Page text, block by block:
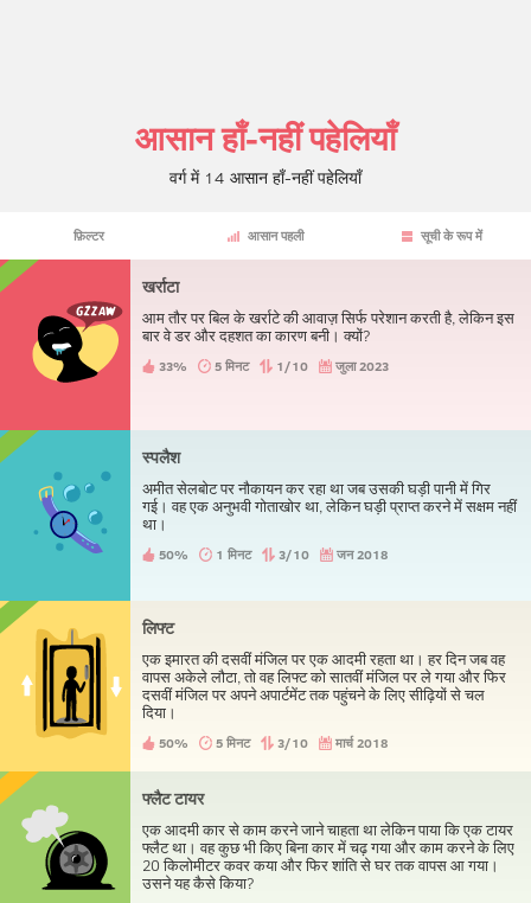
आसान हाँ-नहीं पहेलियाँ
वर्ग में 14 आसान हाँ-नहीं पहेलियाँ
फ़िल्टर आसान पहली सूची के रूप में
खर्राटा
आम तौर पर बिल के खर्राटे की आवाज़ सिर्फ परेशान करती है, लेकिन इस
बार वे डर और दहशत का कारण बनी। क्यों?
33% 5 मिनट 1/10 जुला 2023
स्पलैश
अमीत सेलबोट पर नौकायन कर रहा था जब उसकी घड़ी पानी में गिर
गई। वह एक अनुभवी गोताखोर था, लेकिन घड़ी प्राप्त करने में सक्षम नहीं
था।
50% 1 मिनट 3/10 जन 2018
लिफ्ट
एक इमारत की दसवीं मंजिल पर एक आदमी रहता था। हर दिन जब वह
वापस अकेले लौटा, तो वह लिफ्ट को सातवीं मंजिल पर ले गया और फिर
दसवीं मंजिल पर अपने अपार्टमेंट तक पहुंचने के लिए सीढ़ियों से चल
दिया।
50% 5 मिनट 3/10 मार्च 2018
फ्लैट टायर
एक आदमी कार से काम करने जाने चाहता था लेकिन पाया कि एक टायर
फ्लैट था। वह कुछ भी किए बिना कार में चढ़ गया और काम करने के लिए
20 किलोमीटर कवर कया और फिर शांति से घर तक वापस आ गया।
उसने यह कैसे किया?